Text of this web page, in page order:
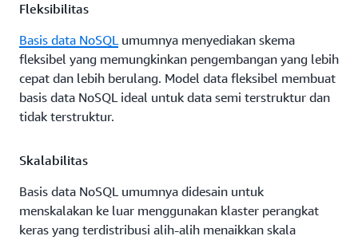
Fleksibilitas
Basis data NoSQLumumnya menyediakan skema
fleksibel yang memungkinkan pengembangan yang lebih
cepat dan lebih berulang. Model data fleksibel membuat
basis data NoSQL ideal untuk data semi terstruktur dan
tidak terstruktur.
Skalabilitas
Basis data NoSQL umumnya didesain untuk
menskalakan ke luar menggunakan klaster perangkat
keras yang terdistribusi alih-alih menaikkan skala